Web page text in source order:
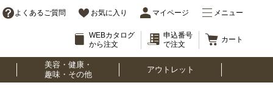
よくあるご質問 お気に入り マイページ メニュー
WEBカタログ
から注文
申込番号
で注文
カート
美容・健康・
趣味・その他
アウトレット